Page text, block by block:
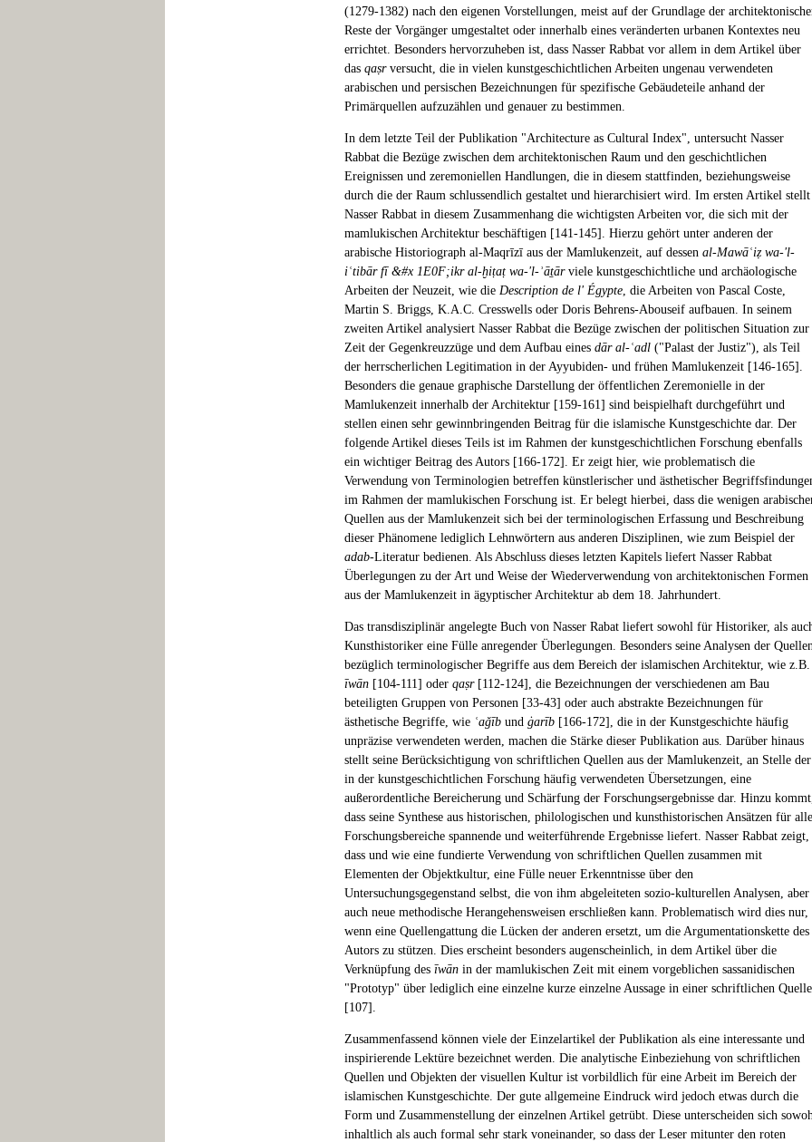
(1279-1382) nach den eigenen Vorstellungen, meist auf der Grundlage der
Reste der Vorgänger umgestaltet oder innerhalb eines veränderten urbanen Kontextes neu
errichtet. Besonders hervorzuheben ist, dass Nasser Rabbat vor allem in dem Artikel über
das qaṣrversucht, die in vielen kunstgeschichtlichen Arbeiten ungenau verwendeten
arabischen und persischen Bezeichnungen für spezifische Gebäudeteile anhand der
Primärquellen aufzuzählen und genauer zu bestimmen.
In dem letzte Teil der Publikation "Architecture as Cultural Index", untersucht Nasser
Rabbat die Bezüge zwischen dem architektonischen Raum und den geschichtlichen
Ereignissen und zeremoniellen Handlungen, die in diesem stattfinden, beziehungsweise
durch die der Raum schlussendlich gestaltet und hierarchisiert wird. Im ersten Artikel stellt
Nasser Rabbat in diesem Zusammenhang die wichtigsten Arbeiten vor, die sich mit der
mamlukischen Architektur beschäftigen [141-145]. Hierzu gehört unter anderen der
arabische Historiograph al-Maqrīzī aus der Mamlukenzeit, auf dessen al-Mawāʿiẓ wa-'l-
iʿtibār fī &#x 1E0F;ikr al-ḫiṭaṭ wa-'l-ʾāṯārviele kunstgeschichtliche und archäologische
Arbeiten der Neuzeit, wie die Description de l' Égypte, die Arbeiten von Pascal Coste,
Martin S. Briggs, K.A.C. Cresswells oder Doris Behrens-Abouseif aufbauen. In seinem
zweiten Artikel analysiert Nasser Rabbat die Bezüge zwischen der politischen Situation zur
Zeit der Gegenkreuzzüge und dem Aufbau eines dār al-ʿadl ("Palast der Justiz"), als Teil
der herrscherlichen Legitimation in der Ayyubiden- und frühen Mamlukenzeit [146-165].
Besonders die genaue graphische Darstellung der öffentlichen Zeremonielle in der
Mamlukenzeit innerhalb der Architektur [159-161] sind beispielhaft durchgeführt und
stellen einen sehr gewinnbringenden Beitrag für die islamische Kunstgeschichte dar. Der
folgende Artikel dieses Teils ist im Rahmen der kunstgeschichtlichen Forschung ebenfalls
ein wichtiger Beitrag des Autors [166-172]. Er zeigt hier, wie problematisch die
Verwendung von Terminologien betreffen künstlerischer und ästhetischer
im Rahmen der mamlukischen Forschung ist. Er belegt hierbei, dass die wenigen
Quellen aus der Mamlukenzeit sich bei der terminologischen Erfassung und Beschreibung
dieser Phänomene lediglich Lehnwörtern aus anderen Disziplinen, wie zum Beispiel der
adab-Literatur bedienen. Als Abschluss dieses letzten Kapitels liefert Nasser Rabbat
Überlegungen zu der Art und Weise der Wiederverwendung von architektonischen Formen
aus der Mamlukenzeit in ägyptischer Architektur ab dem 18. Jahrhundert.
Das transdisziplinär angelegte Buch von Nasser Rabat liefert sowohl für Historiker, als
Kunsthistoriker eine Fülle anregender Überlegungen. Besonders seine Analysen der
bezüglich terminologischer Begriffe aus dem Bereich der islamischen Architektur, wie z.B.
īwān [104-111] oder qaṣr[112-124], die Bezeichnungen der verschiedenen am Bau
beteiligten Gruppen von Personen [33-43] oder auch abstrakte Bezeichnungen für
ästhetische Begriffe, wie ʿaǧīb und ġarīb [166-172], die in der Kunstgeschichte häufig
unpräzise verwendeten werden, machen die Stärke dieser Publikation aus. Darüber hinaus
stellt seine Berücksichtigung von schriftlichen Quellen aus der Mamlukenzeit, an Stelle der
in der kunstgeschichtlichen Forschung häufig verwendeten Übersetzungen, eine
außerordentliche Bereicherung und Schärfung der Forschungsergebnisse dar. Hinzu
dass seine Synthese aus historischen, philologischen und kunsthistorischen Ansätzen für alle
Forschungsbereiche spannende und weiterführende Ergebnisse liefert. Nasser Rabbat zeigt,
dass und wie eine fundierte Verwendung von schriftlichen Quellen zusammen mit
Elementen der Objektkultur, eine Fülle neuer Erkenntnisse über den
Untersuchungsgegenstand selbst, die von ihm abgeleiteten sozio-kulturellen Analysen, aber
auch neue methodische Herangehensweisen erschließen kann. Problematisch wird dies nur,
wenn eine Quellengattung die Lücken der anderen ersetzt, um die Argumentationskette des
Autors zu stützen. Dies erscheint besonders augenscheinlich, in dem Artikel über die
Verknüpfung des īwān in der mamlukischen Zeit mit einem vorgeblichen sassanidischen
"Prototyp" über lediglich eine einzelne kurze einzelne Aussage in einer schriftlichen Quelle
[107].
Zusammenfassend können viele der Einzelartikel der Publikation als eine interessante und
inspirierende Lektüre bezeichnet werden. Die analytische Einbeziehung von schriftlichen
Quellen und Objekten der visuellen Kultur ist vorbildlich für eine Arbeit im Bereich der
islamischen Kunstgeschichte. Der gute allgemeine Eindruck wird jedoch etwas durch die
Form und Zusammenstellung der einzelnen Artikel getrübt. Diese unterscheiden sich
inhaltlich als auch formal sehr stark voneinander, so dass der Leser mitunter den roten